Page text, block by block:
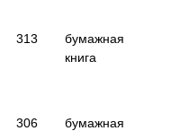
313
бумажная
книга
306
бумажная